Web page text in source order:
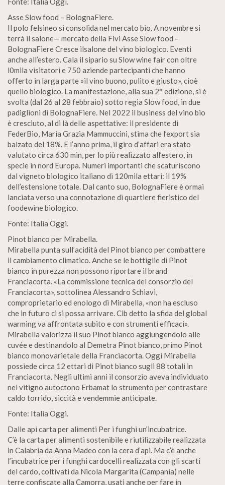
Asse Slow food – BolognaFiere.
Il polo felsineo si consolida nel mercato bio. A novembre si
terrà il salone— mercato della Fivi Asse Slow food –
BolognaFiere Cresce ilsalone del vino biologico. Eventi
anche all’estero. Cala il sipario su Slow wine fair con oltre
l0mila visitatori e 750 aziende partecipanti che hanno
offerto in larga parte »il vino buono, pulito e giusto», cioè
quello biologico. La manifestazione, alla sua 2° edizione, si è
svolta (dal 26 al 28 febbraio) sotto regia Slow food, in due
padiglioni di BolognaFiere. Nel 2022 il business del vino bio
è cresciuto, al di là delle aspettative: il presidente di
FederBio, Maria Grazia Mammuccini, stima che l’export sia
balzato del 18%. E l’anno prima, il giro d’affari era stato
valutato circa 630 min, per lo più realizzato all’estero, in
specie in nord Europa. Numeri importanti che scaturiscono
dal vigneto biologico italiano di 120mila ettari: il 19%
dell’estensione totale. Dal canto suo, BolognaFiere è ormai
lanciata verso una connotazione di quartiere fieristico del
foodewine biologico.
Fonte: Italia Oggi.
Pinot bianco per Mirabella.
Mirabella punta sull’acidità del Pinot bianco per combattere
il cambiamento climatico. Anche se le bottiglie di Pinot
bianco in purezza non possono riportare il brand
Franciacorta. «La commissione tecnica del consorzio del
Franciacorta», sottolinea Alessandro Schiavi,
comproprietario ed enologo di Mirabella, «non ha escluso
che in futuro ci si possa arrivare. Cib detto la sfida del global
warming va affrontata subito e con strumenti efficaci».
Mirabella valorizza il suo Pinot bianco aggiungendolo alle
cuvée e destinandolo al Demetra Pinot bianco, primo Pinot
bianco monovarietale della Franciacorta. Oggi Mirabella
possiede circa 12 ettari di Pinot bianco sugli 88 totali in
Franciacorta. Negli ultimi anni il consorzio aveva individuato
nel vitigno autoctono Erbamat lo strumento per contrastare
caldo torrido, siccità e vendemmie anticipate.
Fonte: Italia Oggi.
Dalle api carta per alimenti Per i funghi un’incubatrice.
C’è la carta per alimenti sostenibile e riutilizzabile realizzata
in Calabria da Anna Madeo con la cera d’api. Ma c’è anche
l’incubatrice per i funghi cardocelli realizzata con gli scarti
del cardo, coltivati da Nicola Margarita (Campania) nelle
terre confiscate alla Camorra, usati anche per fare in